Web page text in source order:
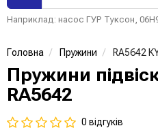
Наприклад: насос ГУР Туксон,
Головна Пружини RA5642
Пружини
RA5642
0 відгуків